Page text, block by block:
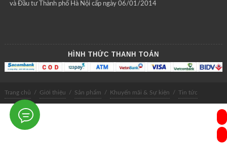
và Đầu tư Thành phố Hà Nội cấp ngày 06/01/2014
HÌNH THỨC THANH TOÁN
Trang chủ / Giới thiệu / Sản phẩm / Khuyến mãi & Sự kiện / Tin tức